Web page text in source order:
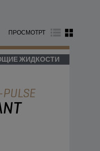
ПРОСМОТРТ
ЖИДКОСТИ